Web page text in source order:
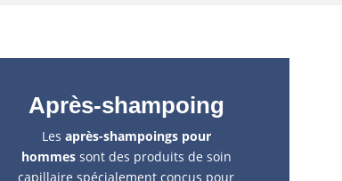
Après-shampoing
Les après-shampoings pour
hommessont des produits de soin
capillaire spécialement conçus pour